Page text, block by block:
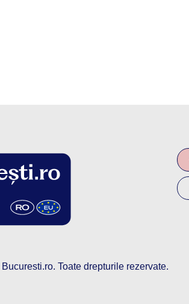
Bucuresti.ro. Toate drepturile rezervate.